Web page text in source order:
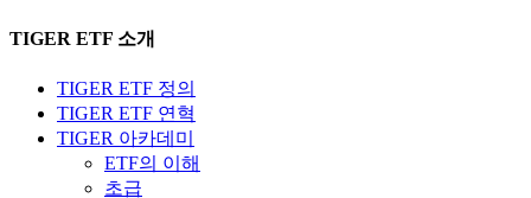
TIGER ETF 소개
TIGER ETF 정의
TIGER ETF 연혁
TIGER 아카데미
ETF의 이해
초급